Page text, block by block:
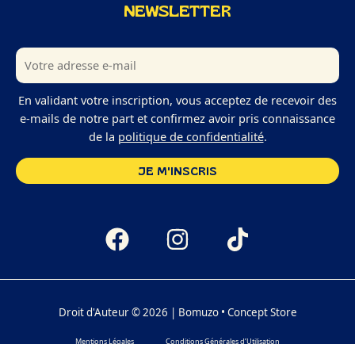
NEWSLETTER
En validant votre inscription, vous acceptez de recevoir des
e-mails de notre part et confirmez avoir pris connaissance
de la politique de confidentialité.
Droit d'Auteur © 2026 | Bomuzo • Concept Store
Mentions Légales Conditions Générales d’Utilisation